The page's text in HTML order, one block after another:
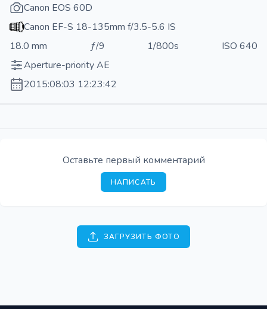
Canon EOS 60D
Canon EF-S 18-135mm f/3.5-5.6 IS
18.0 mm
ƒ/9 1/800s
ISO 640
Aperture-priority AE
2015:08:03 12:23:42
Оставьте первый комментарий
НАПИСАТЬ
ЗАГРУЗИТЬ ФОТО